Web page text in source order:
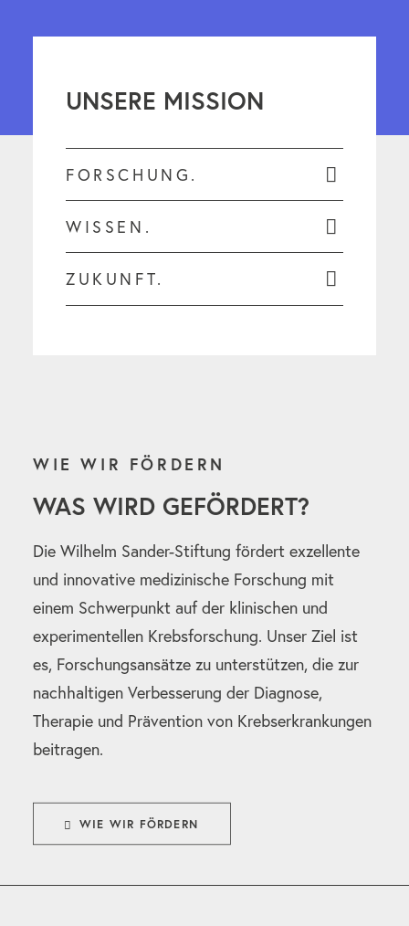
UNSERE MISSION
FORSCHUNG.
WISSEN.
ZUKUNFT.
WIE WIR FÖRDERN
WAS WIRD GEFÖRDERT?
Die Wilhelm Sander-Stiftung fördert exzellente
und innovative medizinische Forschung mit
einem Schwerpunkt auf der klinischen und
experimentellen Krebsforschung. Unser Ziel ist
es, Forschungsansätze zu unterstützen, die zur
nachhaltigen Verbesserung der Diagnose,
Therapie und Prävention von Krebserkrankungen
beitragen.
WIE WIR FÖRDERN